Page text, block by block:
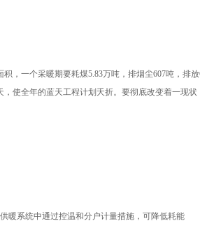
，一个采暖期要耗煤5.83万吨，排烟尘607吨，排放
使全年的蓝天工程计划夭折。要彻底改变着一现状
暖系统中通过控温和分户计量措施，可降低耗能